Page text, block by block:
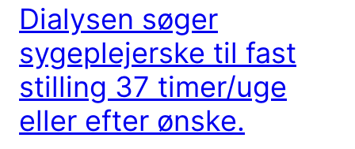
Dialysen søger
sygeplejerske til fast
stilling 37 timer/uge
eller efter ønske.